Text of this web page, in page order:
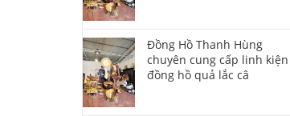
Đồng Hồ Thanh Hùng
chuyên cung cấp linh kiện
đồng hồ quả lắc câ